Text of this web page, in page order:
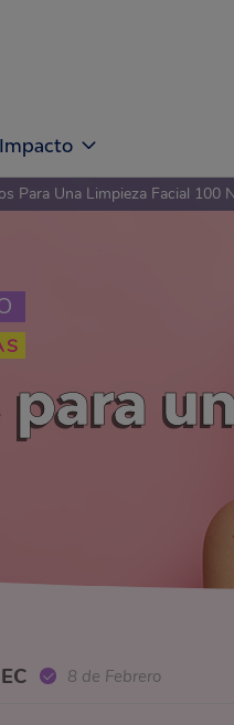
para
Para Una Limpieza Facial 100
8 de Febrero